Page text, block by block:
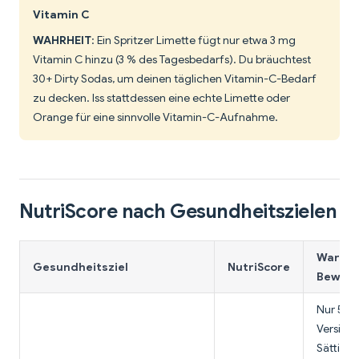
Vitamin C
WAHRHEIT: Ein Spritzer Limette fügt nur etwa 3 mg
Vitamin C hinzu (3 % des Tagesbedarfs). Du bräuchtest
30+ Dirty Sodas, um deinen täglichen Vitamin-C-Bedarf
zu decken. Iss stattdessen eine echte Limette oder
Orange für eine sinnvolle Vitamin-C-Aufnahme.
NutriScore nach Gesundheitszielen
Gesundheitsziel NutriScore
Nur 50